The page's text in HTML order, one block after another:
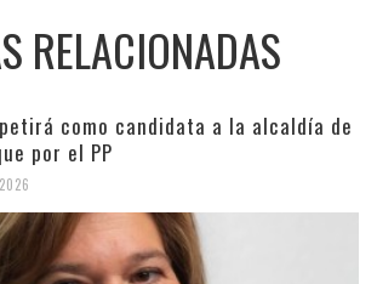
RELACIONADAS
como candidata a la alcaldía de
por el PP